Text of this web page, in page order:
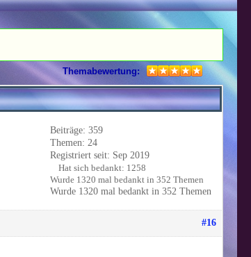
Themabewertung:
Beiträge: 359
Themen: 24
Registriert seit: Sep 2019
Hat sich bedankt: 1258
Wurde 1320 mal bedankt in 352 Themen
Wurde 1320 mal bedankt in 352 Themen
#16